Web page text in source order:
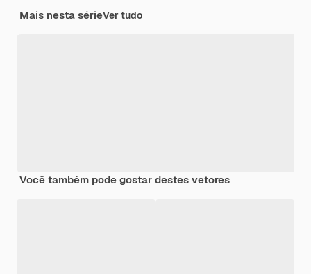
Mais nesta sérieVer tudo
Você também pode gostar destes vetores